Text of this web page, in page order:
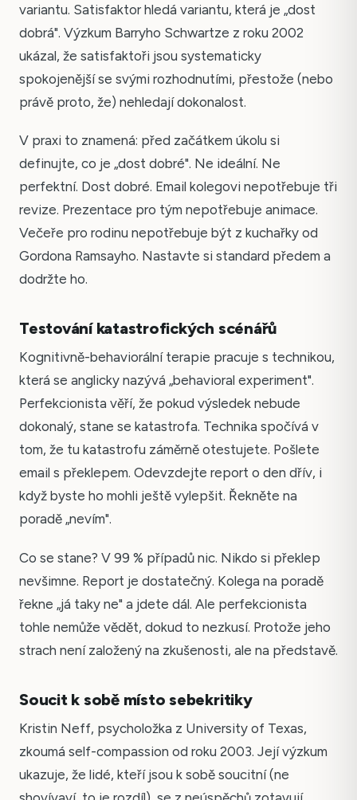
variantu. Satisfaktor hledá variantu, která je „dost
dobrá". Výzkum Barryho Schwartze z roku 2002
ukázal, že satisfaktoři jsou systematicky
spokojenější se svými rozhodnutími, přestože (nebo
právě proto, že) nehledají dokonalost.
V praxi to znamená: před začátkem úkolu si
definujte, co je „dost dobré". Ne ideální. Ne
perfektní. Dost dobré. Email kolegovi nepotřebuje tři
revize. Prezentace pro tým nepotřebuje animace.
Večeře pro rodinu nepotřebuje být z kuchařky od
Gordona Ramsayho. Nastavte si standard předem a
dodržte ho.
Testování katastrofických scénářů
Kognitivně-behaviorální terapie pracuje s technikou,
která se anglicky nazývá „behavioral experiment".
Perfekcionista věří, že pokud výsledek nebude
dokonalý, stane se katastrofa. Technika spočívá v
tom, že tu katastrofu záměrně otestujete. Pošlete
email s překlepem. Odevzdejte report o den dřív, i
když byste ho mohli ještě vylepšit. Řekněte na
poradě „nevím".
Co se stane? V 99 % případů nic. Nikdo si překlep
nevšimne. Report je dostatečný. Kolega na poradě
řekne „já taky ne" a jdete dál. Ale perfekcionista
tohle nemůže vědět, dokud to nezkusí. Protože jeho
strach není založený na zkušenosti, ale na představě.
Soucit k sobě místo sebekritiky
Kristin Neff, psycholožka z University of Texas,
zkoumá self-compassion od roku 2003. Její výzkum
ukazuje, že lidé, kteří jsou k sobě soucitní (ne